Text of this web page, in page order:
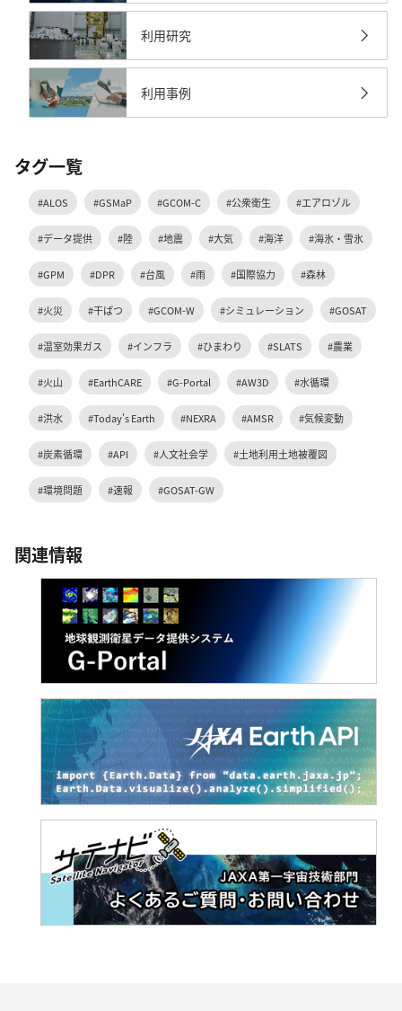
利用研究
利用事例
タグ一覧
#ALOS #GSMaP #GCOM-C #公衆衛生 #エアロゾル
#データ提供 #陸 #地震 #大気 #海洋 #海氷・雪氷
#GPM #DPR #台風 #雨 #国際協力 #森林
#火災 #干ばつ #GCOM-W #シミュレーション #GOSAT
#温室効果ガス #インフラ #ひまわり #SLATS #農業
#火山 #EarthCARE #G-Portal #AW3D #水循環
#洪水 #Today's Earth #NEXRA #AMSR #気候変動
#炭素循環 #API #人文社会学 #土地利用土地被覆図
#環境問題 #速報 #GOSAT-GW
関連情報